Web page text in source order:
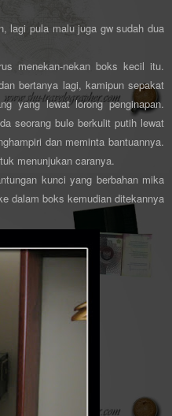
lagi pula malu juga gw sudah dua
menekan-nekan boks kecil itu.
bertanya lagi, kamipun sepakat
yang lewat lorong penginapan.
seorang bule berkulit putih lewat
dan meminta bantuannya.
menunjukan caranya.
kunci yang berbahan mika
dalam boks kemudian ditekannya